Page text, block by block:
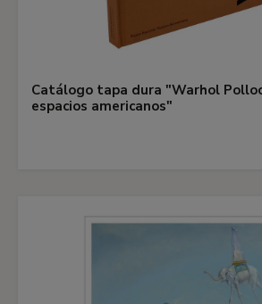
Catálogo tapa dura "Warhol
espacios americanos"